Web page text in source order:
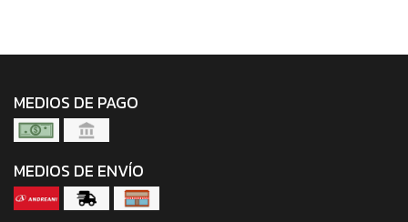
MEDIOS DE PAGO
MEDIOS DE ENVÍO